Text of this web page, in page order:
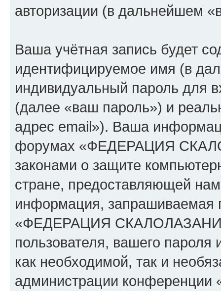
авторизации (в дальнейшем
Ваша учётная запись будет
идентифицируемое имя (в
индивидуальный пароль для
(далее «ваш пароль») и
адрес email»). Ваша
форумах «ФЕДЕРАЦИЯ
законами о защите
стране, предоставляющей
информация, запрашиваемая
«ФЕДЕРАЦИЯ
пользователя, вашего
как необходимой, так и
администрации